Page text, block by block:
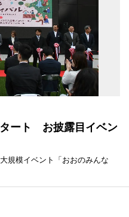
ート お披露目イベン
規模イベント「おおのみんな